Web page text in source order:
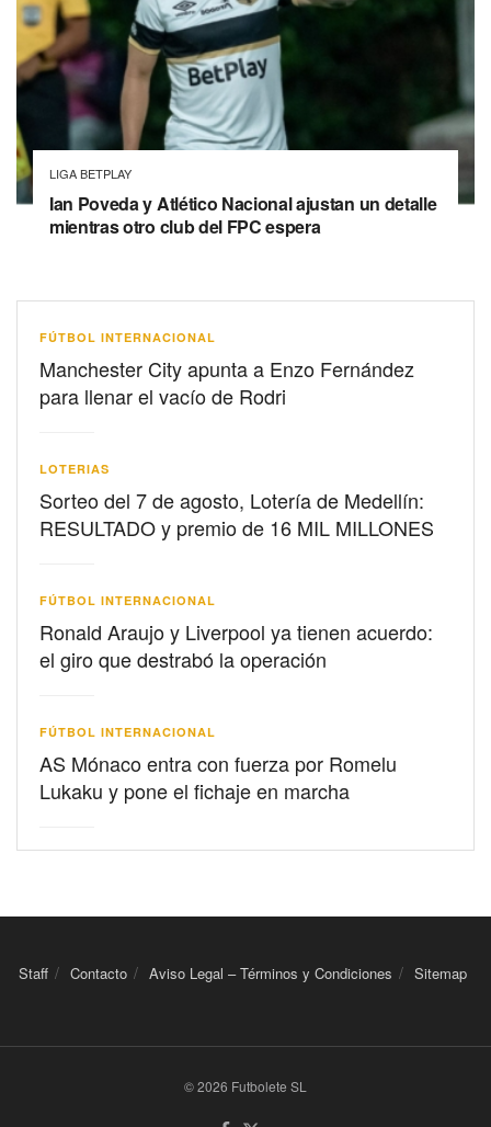
LIGA BETPLAY
Ian Poveda y Atlético Nacional ajustan un detalle
mientras otro club del FPC espera
FÚTBOL INTERNACIONAL
Manchester City apunta a Enzo Fernández
para llenar el vacío de Rodri
LOTERIAS
Sorteo del 7 de agosto, Lotería de Medellín:
RESULTADO y premio de 16 MIL MILLONES
FÚTBOL INTERNACIONAL
Ronald Araujo y Liverpool ya tienen acuerdo:
el giro que destrabó la operación
FÚTBOL INTERNACIONAL
AS Mónaco entra con fuerza por Romelu
Lukaku y pone el fichaje en marcha
Staff Contacto Aviso Legal – Términos y Condiciones Sitemap
© 2026 Futbolete SL